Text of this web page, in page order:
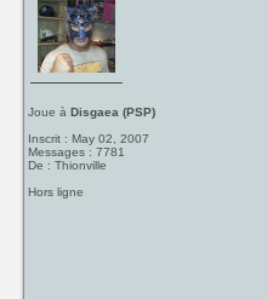
Joue àDisgaea (PSP)
Inscrit : May 02, 2007
Messages : 7781
De : Thionville
Hors ligne